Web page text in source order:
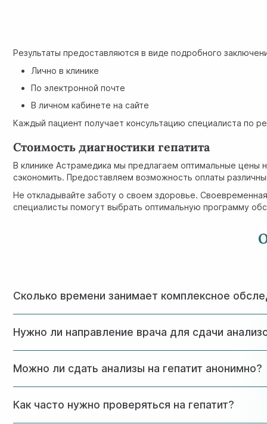
Результаты предоставляются в виде подробного
Лично в клинике
По электронной почте
В личном кабинете на сайте
Каждый пациент получает консультацию специалиста по
Стоимость диагностики гепатита
В клинике Астрамедика мы предлагаем оптимальные цены
сэкономить. Предоставляем возможность оплаты
Не откладывайте заботу о своем здоровье.
специалисты помогут выбрать оптимальную программу
Сколько времени занимает комплексное
Нужно ли направление врача для сдачи
исследований.
Можно ли сдать анализы на гепатит анонимно?
Как часто нужно проверяться на гепатит?